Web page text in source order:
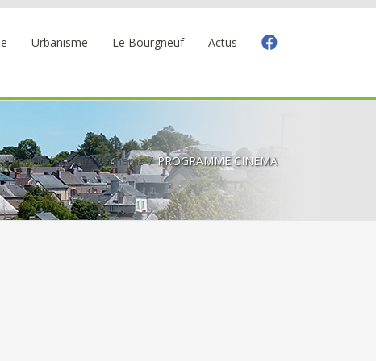
Urbanisme Le Bourgneuf Actus
Famille Loisirs Cinéma PROGRAMME CINEMA